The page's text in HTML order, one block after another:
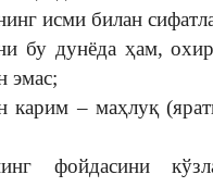
исми билан
бу дунёда ҳам,
эмас;
карим – маҳлуқ
фойдасини